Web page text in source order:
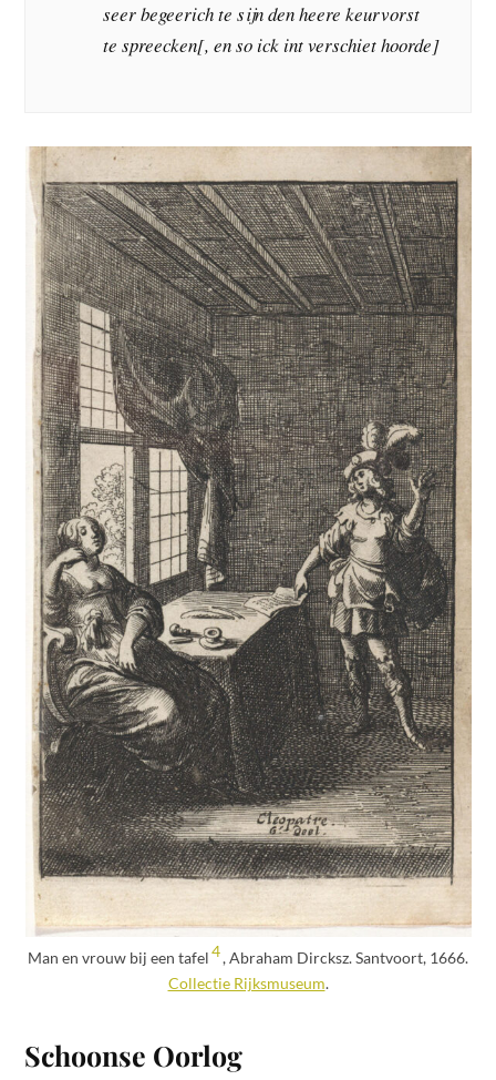
seer begeerich te sijn den heere keurvorst
te spreecken[, en so ick int verschiet hoorde]
Man en vrouw bij een tafel4, Abraham Dircksz. Santvoort, 1666.
Collectie Rijksmuseum.
Schoonse Oorlog